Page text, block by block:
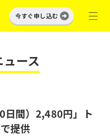
今すぐ申し込む
ース
間）2,480円」ト
提供